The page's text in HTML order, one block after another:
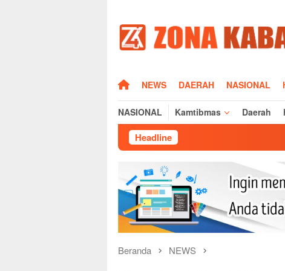
konten
HOMENEWS DAERAH NASIONAL
NASIONAL Kamtibmas Daerah
Headline Dampak
Beranda NEWS